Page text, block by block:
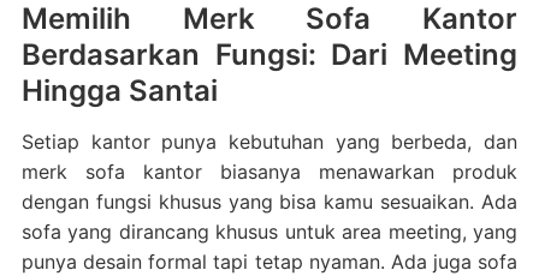
Memilih Merk Sofa Kantor
Berdasarkan Fungsi: Dari Meeting
Hingga Santai
Setiap kantor punya kebutuhan yang berbeda, dan
merk sofa kantor biasanya menawarkan produk
dengan fungsi khusus yang bisa kamu sesuaikan. Ada
sofa yang dirancang khusus untuk area meeting, yang
punya desain formal tapi tetap nyaman. Ada juga sofa